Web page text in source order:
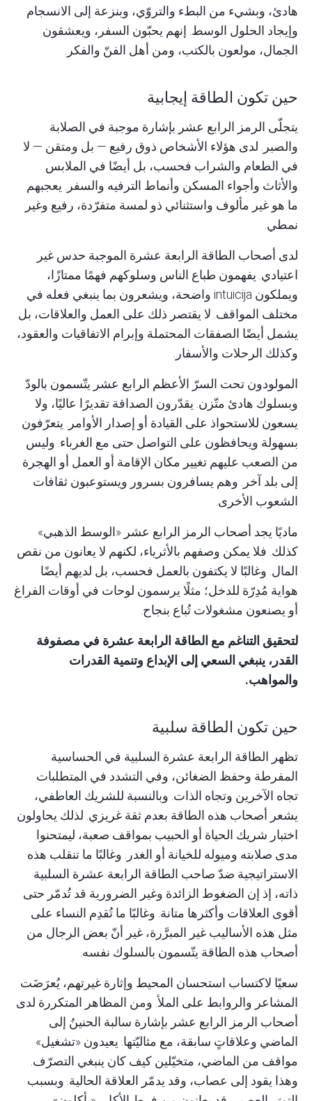
هادئ، وبشيء من البطء والتروّي، وبنزعة إلى الانسجام
وإيجاد الحلول الوسط. إنهم يحبّون السفر، ويعشقون
الجمال، مولعون بالكتب، ومن أهل الفنّ والفكر.
حين تكون الطاقة إيجابية
يتجلّى الرمز الرابع عشر بإشارة موجبة في الصلابة
والصبر. لدى هؤلاء الأشخاص ذوق رفيع — بل ومتقن — لا
في الطعام والشراب فحسب، بل أيضًا في الملابس
والأثاث وأجواء المسكن وأنماط الترفيه والسفر. يعجبهم
ما هو غير مألوف واستثنائي ذو لمسة متفرّدة، رفيع وغير
نمطي.
لدى أصحاب الطاقة الرابعة عشرة الموجبة حدس غير
اعتيادي. يفهمون طباع الناس وسلوكهم فهمًا ممتازًا،
ويملكون intuicija واضحة، ويشعرون بما ينبغي فعله في
مختلف المواقف. لا يقتصر ذلك على العمل والعلاقات، بل
يشمل أيضًا الصفقات المحتملة وإبرام الاتفاقيات والعقود،
وكذلك الرحلات والأسفار.
المولودون تحت السرّ الأعظم الرابع عشر يتّسمون بالودّ
وبسلوك هادئ متّزن. يقدّرون الصداقة تقديرًا عاليًا، ولا
يسعون للاستحواذ على القيادة أو إصدار الأوامر. يتعرّفون
بسهولة ويحافظون على التواصل حتى مع الغرباء. وليس
من الصعب عليهم تغيير مكان الإقامة أو العمل أو الهجرة
إلى بلد آخر. وهم يسافرون بسرور ويستوعبون ثقافات
الشعوب الأخرى.
ماديًا يجد أصحاب الرمز الرابع عشر «الوسط الذهبي»
كذلك. فلا يمكن وصفهم بالأثرياء، لكنهم لا يعانون من نقص
المال . وغالبًا لا يكتفون بالعمل فحسب، بل لديهم أيضًا
هواية مُدِرّة للدخل؛ مثلًا يرسمون لوحات في أوقات الفراغ
أو يصنعون مشغولات تُباع بنجاح.
لتحقيق التناغم مع الطاقة الرابعة عشرة في مصفوفة
القدر، ينبغي السعي إلى الإبداع وتنمية القدرات
والمواهب.
حين تكون الطاقة سلبية
تظهر الطاقة الرابعة عشرة السلبية في الحساسية
المفرطة وحفظ الضغائن، وفي التشدد في المتطلبات
تجاه الآخرين وتجاه الذات. وبالنسبة للشريك العاطفي،
يشعر أصحاب هذه الطاقة بعدم ثقة غريزي. لذلك يحاولون
اختبار شريك الحياة أو الحبيب بمواقف صعبة، ليمتحنوا
مدى صلابته وميوله للخيانة أو الغدر. وغالبًا ما تنقلب هذه
الاستراتيجية ضدّ صاحب الطاقة الرابعة عشرة السلبية
ذاته، إذ إن الضغوط الزائدة وغير الضرورية قد تُدمّر حتى
أقوى العلاقات وأكثرها متانة. وغالبًا ما تُقدِم النساء على
مثل هذه الأساليب غير المبرَّرة، غير أنّ بعض الرجال من
أصحاب هذه الطاقة يتّسمون بالسلوك نفسه.
سعيًا لاكتساب استحسان المحيط وإثارة غيرتهم، يُعرَضَت
المشاعر والروابط على الملأ. ومن المظاهر المتكررة لدى
أصحاب الرمز الرابع عشر بإشارة سالبة الحنينُ إلى
الماضي وعلاقاتٍ سابقة، مع مثاليّتها. يعيدون «تشغيل»
مواقف من الماضي، متخيّلين كيف كان ينبغي التصرّف.
وهذا يقود إلى عصاب، وقد يدمّر العلاقة الحالية. وبسبب